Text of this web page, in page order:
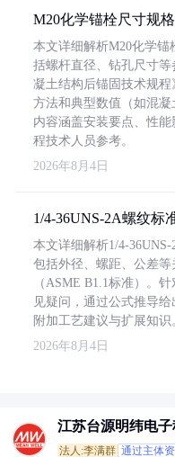
M20化学锚栓尺寸规
本文详细解析M20化学
括螺杆直径、钻孔尺寸
凝土结构后锚固技术规程
方法和典型数值（如混凝
内容涵盖安装要点、性
程技术人员参考。
2026年8月4日
1/4-36UNS-2A螺纹标
本文详细解析1/4-
包括外径、螺距、公差
（ASME B1.1标准）。
见疑问，通过公式推导
附加工艺建议与扩展知识
2026年8月4日
江苏台源明纬电子
法人:李满群 通过主体